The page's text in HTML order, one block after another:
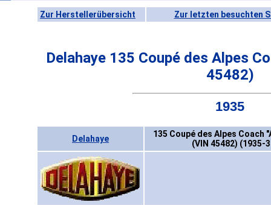
Zur Herstellerübersicht Zur letzten besuchten
Delahaye 135 Coupé des Alpes
45482)
1935
Delahaye
135 Coupé des Alpes Coach
(VIN 45482) (1935-